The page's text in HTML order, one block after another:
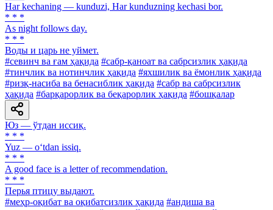
Har kechaning — kunduzi, Har kunduzning kechasi bor.
* * *
As night follows day.
* * *
Воды и царь не уймет.
#севинч ва ғам ҳақида #сабр-қаноат ва сабрсизлик ҳақида
#тинчлик ва нотинчлик ҳақида #яхшилик ва ёмонлик ҳақида
#ризқ-насиба ва бенасиблик ҳақида #сабр ва сабрсизлик
ҳақида #барқарорлик ва беқарорлик ҳақида #бошқалар
Юз — ўтдан иссиқ.
* * *
Yuz — o‘tdan issiq.
* * *
A good face is a letter of recommendation.
* * *
Перья птицу выдают.
#меҳр-оқибат ва оқибатсизлик ҳақида #андиша ва